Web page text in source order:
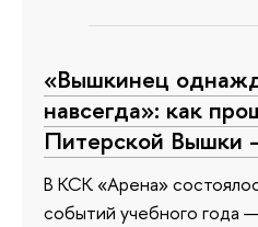
«Вышкинец
навсегда»: как
Питерской Вышки
В КСК «Арена»
событий учебного